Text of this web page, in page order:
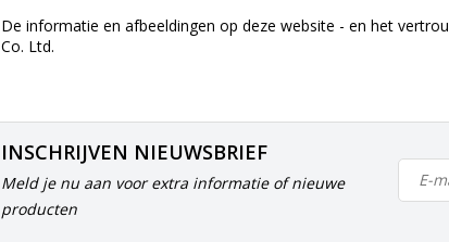
De informatie en afbeeldingen op deze website - en het
Co. Ltd.
INSCHRIJVEN NIEUWSBRIEF
Meld je nu aan voor extra informatie of nieuwe
producten